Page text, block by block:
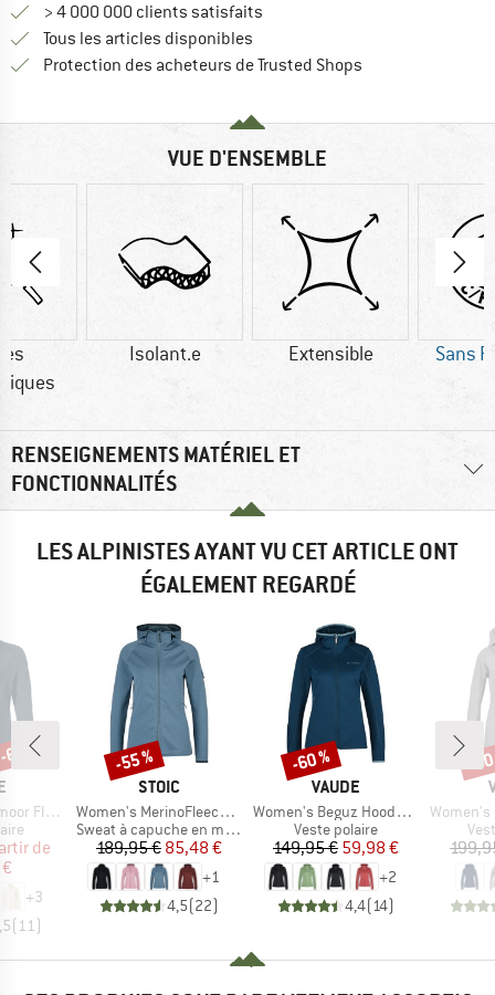
> 4 000 000 clients satisfaits
Tous les articles disponibles
Protection des acheteurs de Trusted Shops
VUE D'ENSEMBLE
Isolant.e Extensible Sans
RENSEIGNEMENTS MATÉRIEL ET
FONCTIONNALITÉS
LES ALPINISTES AYANT VU CET ARTICLE ONT
ÉGALEMENT REGARDÉ
Jacket II
réduit
de
+3
( 11)
%
MARQUE
STOIC
Article
Women's MerinoFleece335 KuolpaSt. II Zip Hoody
Product group
Sweat à capuche en mérinos
Prix
189,95 €Prix réduit
85,48 €
+1
4,5(22)
Remise
-55 %
MARQUE
VAUDE
Article
Women's Beguz Hoody Jacket
Product group
Veste polaire
Prix
149,95 €Prix réduit
59,98 €
+2
4,4( 14)
Remise
-60 %
Article
Women's
-